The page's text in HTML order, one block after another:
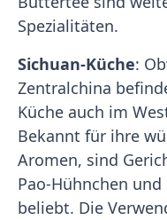
Spezialitäten.
Sichuan-Küche:
Zentralchina
Küche auch im
Bekannt für ihre
Aromen, sind
Pao-Hühnchen
beliebt. Die